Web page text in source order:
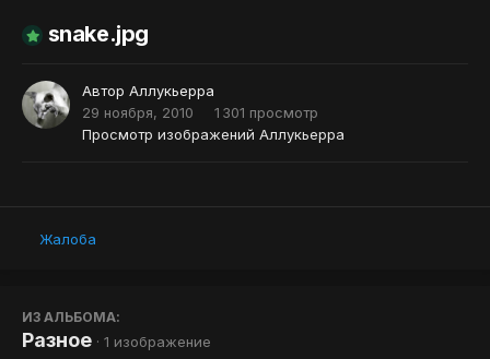
snake.jpg
Автор Аллукьерра
29 ноября, 2010
1 301 просмотр
Просмотр изображений Аллукьерра
Жалоба
ИЗ АЛЬБОМА:
Разное · 1 изображение